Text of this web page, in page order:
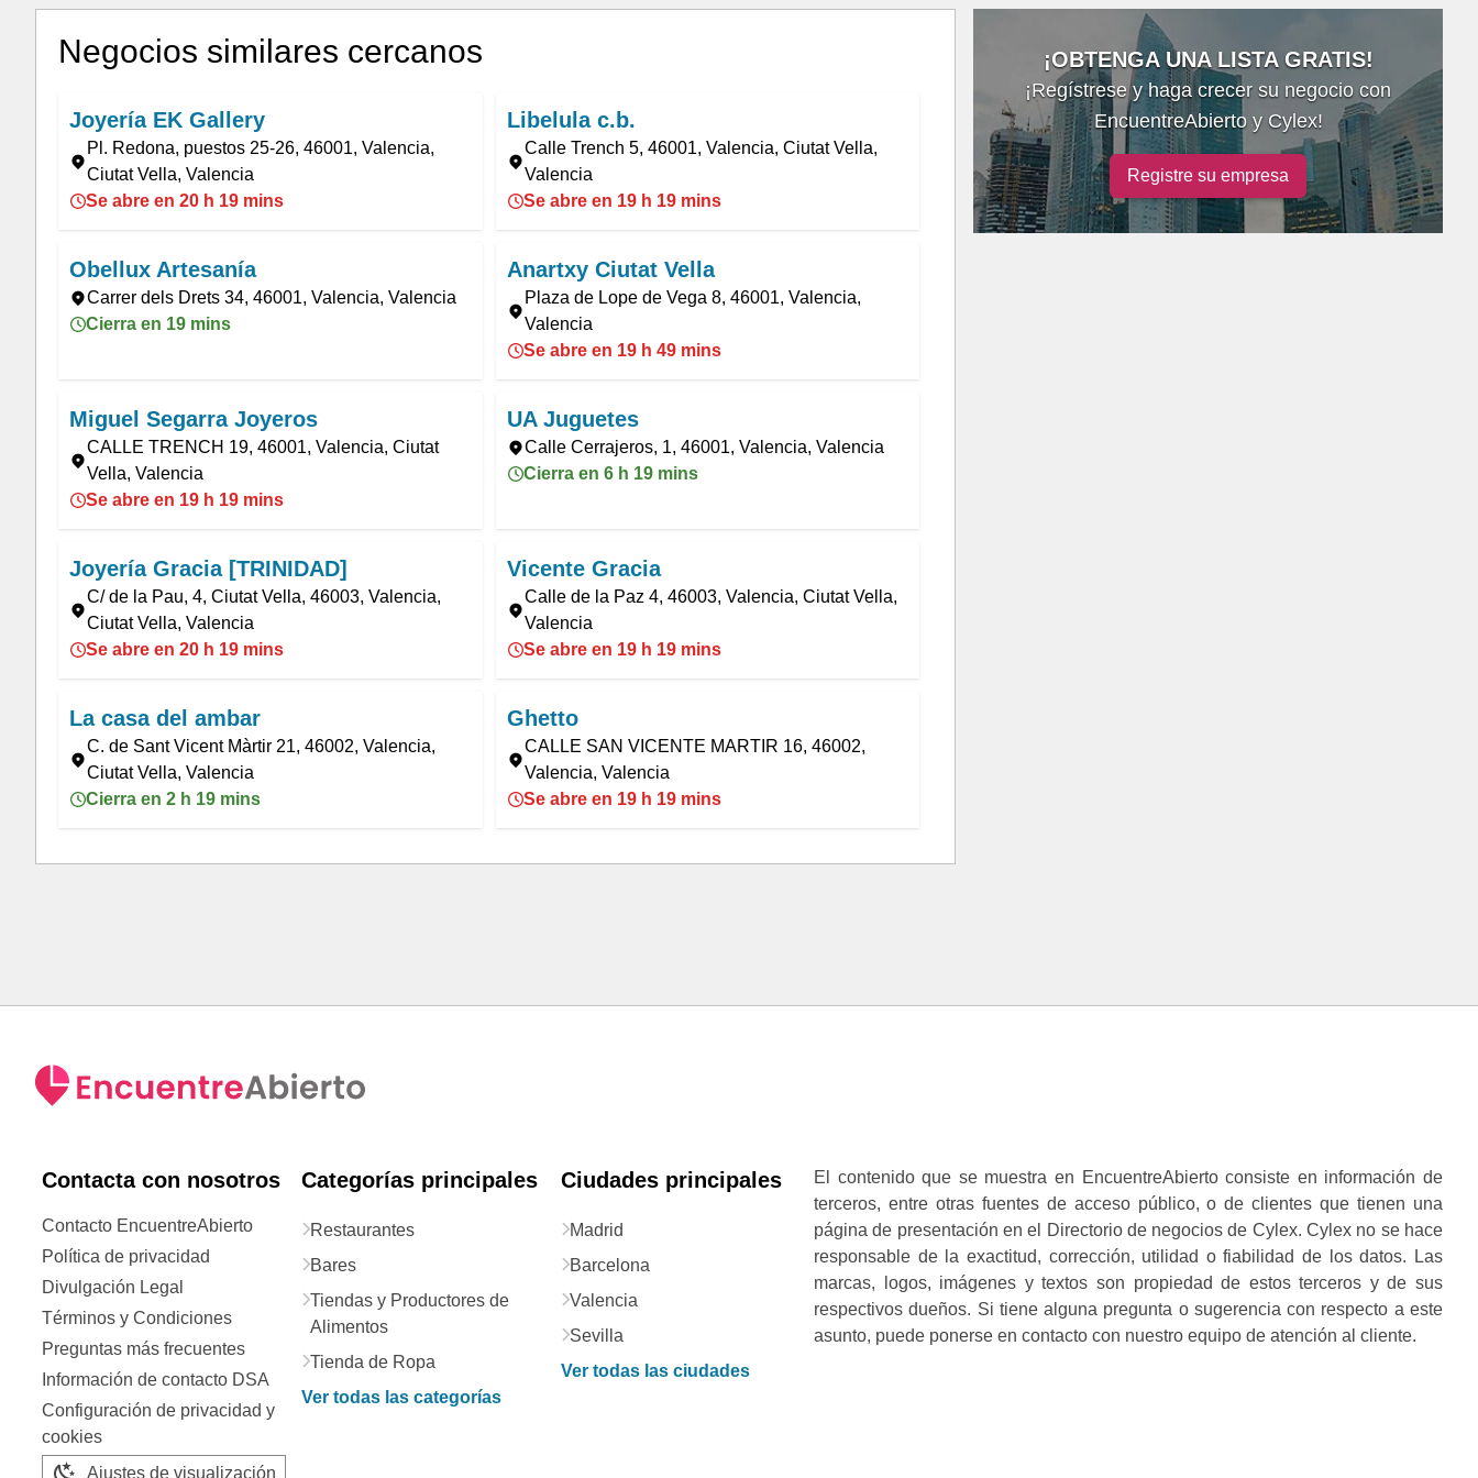
Negocios similares cercanos
Joyería EK Gallery
Pl. Redona, puestos 25-26, 46001, Valencia,
Ciutat Vella, Valencia
Se abre en 20 h 19 mins
Libelula c.b.
Calle Trench 5, 46001, Valencia, Ciutat Vella,
Valencia
Se abre en 19 h 19 mins
Obellux Artesanía
Carrer dels Drets 34, 46001, Valencia, Valencia
Cierra en 19 mins
Anartxy Ciutat Vella
Plaza de Lope de Vega 8, 46001, Valencia,
Valencia
Se abre en 19 h 49 mins
Miguel Segarra Joyeros
CALLE TRENCH 19, 46001, Valencia, Ciutat
Vella, Valencia
Se abre en 19 h 19 mins
UA Juguetes
Calle Cerrajeros, 1, 46001, Valencia, Valencia
Cierra en 6 h 19 mins
Joyería Gracia [TRINIDAD]
C/ de la Pau, 4, Ciutat Vella, 46003, Valencia,
Ciutat Vella, Valencia
Se abre en 20 h 19 mins
Vicente Gracia
Calle de la Paz 4, 46003, Valencia, Ciutat Vella,
Valencia
Se abre en 19 h 19 mins
La casa del ambar
C. de Sant Vicent Màrtir 21, 46002, Valencia,
Ciutat Vella, Valencia
Cierra en 2 h 19 mins
Ghetto
CALLE SAN VICENTE MARTIR 16, 46002,
Valencia, Valencia
Se abre en 19 h 19 mins
¡OBTENGA UNA LISTA GRATIS!
¡Regístrese y haga crecer su negocio con
EncuentreAbierto y Cylex!
Registre su empresa
Contacta con nosotros
Contacto EncuentreAbierto
Política de privacidad
Divulgación Legal
Términos y Condiciones
Preguntas más frecuentes
Información de contacto DSA
Configuración de privacidad y
cookies
Ajustes de visualización
Categorías principales
Restaurantes
Bares
Tiendas y Productores de
Alimentos
Tienda de Ropa
Ver todas las categorías
Ciudades principales
Madrid
Barcelona
Valencia
Sevilla
Ver todas las ciudades
El contenido que se muestra en EncuentreAbierto consiste en información de
terceros, entre otras fuentes de acceso público, o de clientes que tienen una
página de presentación en el Directorio de negocios de Cylex. Cylex no se hace
responsable de la exactitud, corrección, utilidad o fiabilidad de los datos. Las
marcas, logos, imágenes y textos son propiedad de estos terceros y de sus
respectivos dueños. Si tiene alguna pregunta o sugerencia con respecto a este
asunto, puede ponerse en contacto con nuestro equipo de atención al cliente.